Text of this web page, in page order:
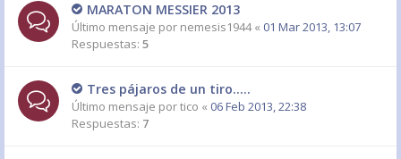
MARATON MESSIER 2013
Último mensaje por nemesis1944« 01 Mar 2013, 13:07
Respuestas: 5
Tres pájaros de un tiro.....
Último mensaje portico « 06 Feb 2013, 22:38
Respuestas: 7